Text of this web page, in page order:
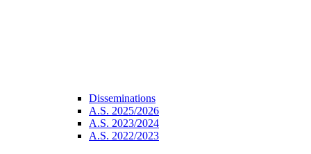
Disseminations
A.S. 2025/2026
A.S. 2023/2024
A.S. 2022/2023